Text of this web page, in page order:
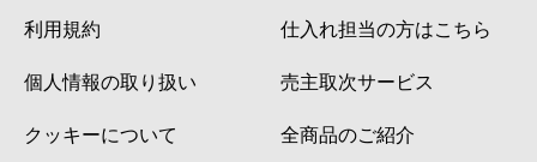
利用規約
個人情報の取り扱い
クッキーについて
仕入れ担当の方はこちら
売主取次サービス
全商品のご紹介